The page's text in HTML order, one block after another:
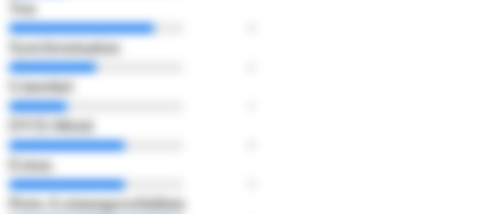
Ton
Synchronisation
Untertitel
DVD-Menü
Extras
Preis-/Leistungsverhältnis